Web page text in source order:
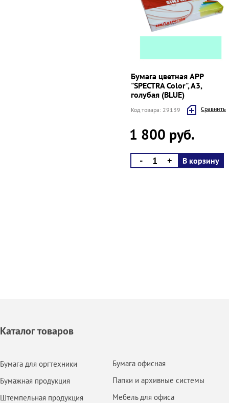
Бумага цветная APP
"SPECTRA Color", A3,
голубая (BLUE)
Код товара: 29139 Cравнить
1 800 руб.
- + В корзину
Каталог товаров
Бумага для оргтехники
Бумажная продукция
Штемпельная продукция
Бумага офисная
Папки и архивные системы
Мебель для офиса